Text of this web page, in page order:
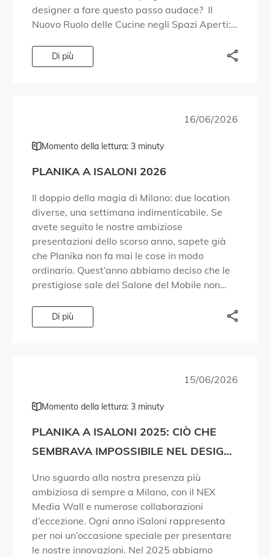
designer a fare questo passo audace? Il
Nuovo Ruolo delle Cucine negli Spazi Aperti:
uno spazio multifunzionale, perfettamente
collegato al soggiorno. […]
Di più
16/06/2026
Momento della lettura: 3 minuty
PLANIKA A ISALONI 2026
Il doppio della magia di Milano: due location
diverse, una settimana indimenticabile. Se
avete seguito le nostre ambiziose
presentazioni dello scorso anno, sapete già
che Planika non fa mai le cose in modo
ordinario. Quest’anno abbiamo deciso che le
prestigiose sale del Salone del Mobile non
volevamo condividere. […]
Di più
15/06/2026
Momento della lettura: 3 minuty
PLANIKA A ISALONI 2025: CIÒ CHE
SEMBRAVA IMPOSSIBILE NEL DESIGN
DEL FUOCO È DIVENTATO REALTÀ!
Uno sguardo alla nostra presenza più
ambiziosa di sempre a Milano, con il NEX
Media Wall e numerose collaborazioni
d’eccezione. Ogni anno iSaloni rappresenta
per noi un’occasione speciale per presentare
le nostre innovazioni. Nel 2025 abbiamo